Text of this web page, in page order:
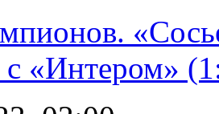
«Интером»